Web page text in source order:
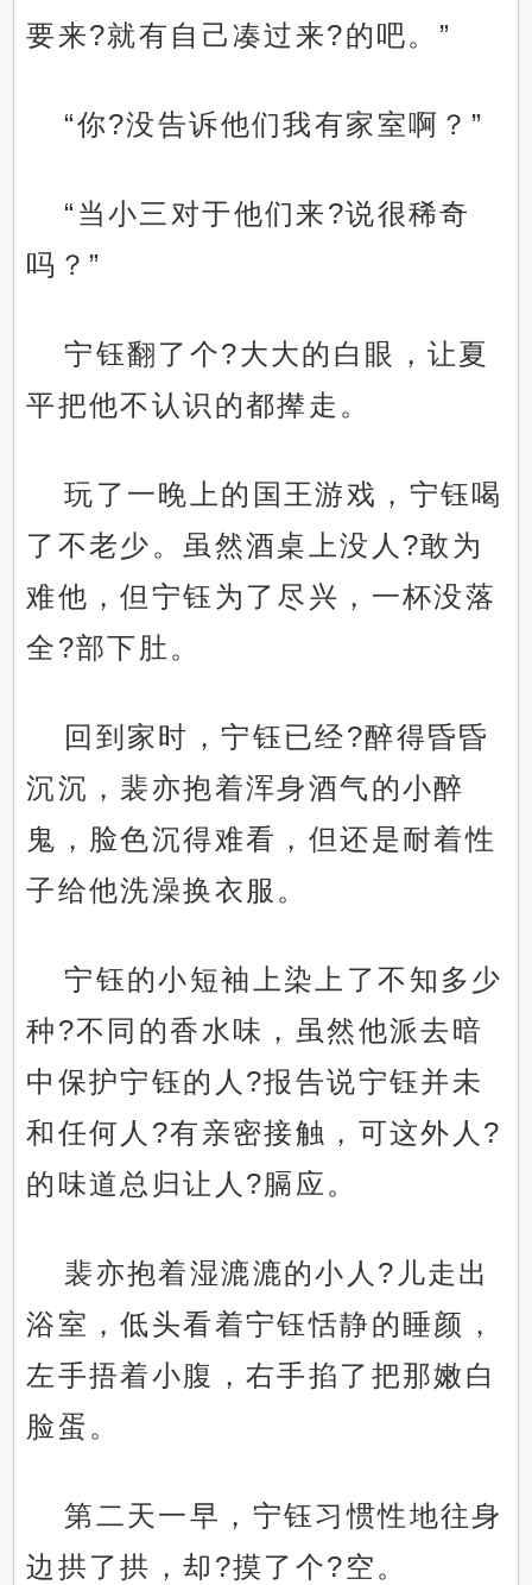
要来?就有自己凑过来?的吧。”
“你?没告诉他们我有家室啊？”
“当小三对于他们来?说很稀奇
吗？”
宁钰翻了个?大大的白眼，让夏
平把他不认识的都撵走。
玩了一晚上的国王游戏，宁钰喝
了不老少。虽然酒桌上没人?敢为
难他，但宁钰为了尽兴，一杯没落
全?部下肚。
回到家时，宁钰已经?醉得昏昏
沉沉，裴亦抱着浑身酒气的小醉
鬼，脸色沉得难看，但还是耐着性
子给他洗澡换衣服。
宁钰的小短袖上染上了不知多少
种?不同的香水味，虽然他派去暗
中保护宁钰的人?报告说宁钰并未
和任何人?有亲密接触，可这外人?
的味道总归让人?膈应。
裴亦抱着湿漉漉的小人?儿走出
浴室，低头看着宁钰恬静的睡颜，
左手捂着小腹，右手掐了把那嫩白
脸蛋。
第二天一早，宁钰习惯性地往身
边拱了拱，却?摸了个?空。